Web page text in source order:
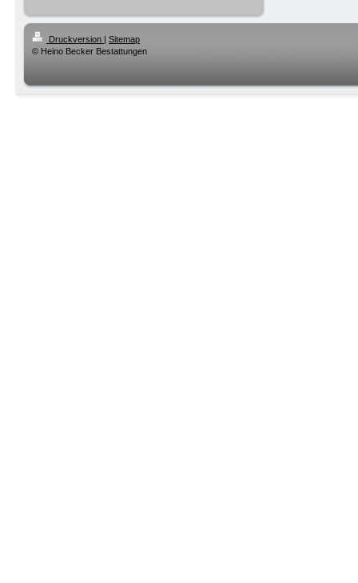
Druckversion | Sitemap
© Heino Becker Bestattungen